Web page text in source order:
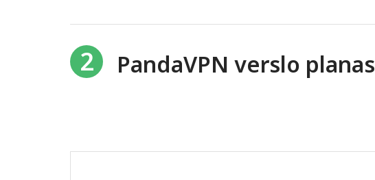
2 PandaVPN verslo planas